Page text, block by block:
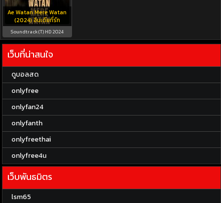
Ae Watan Mere Watan
(2024) อินเดียที่รัก
Soundtrack(T) HD 2024
เว็บที่น่าสนใจ
ดูบอลสด
onlyfree
onlyfan24
onlyfanth
onlyfreethai
onlyfree4u
เว็บพันธมิตร
lsm65